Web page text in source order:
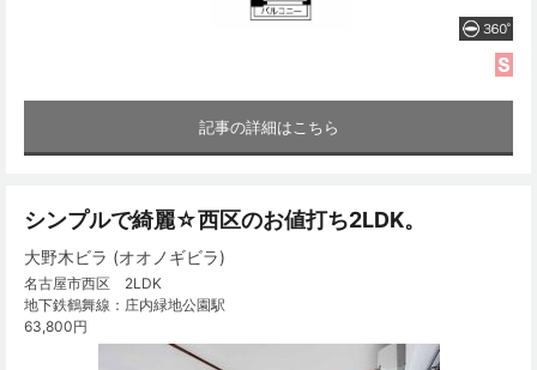
記事の詳細はこちら
シンプルで綺麗☆西区のお値打ち2LDK。
大野木ビラ (オオノギビラ)
名古屋市西区 2LDK
地下鉄鶴舞線：庄内緑地公園駅
63,800円